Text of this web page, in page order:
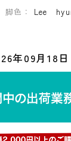
脚色：
Lee
年09月18日